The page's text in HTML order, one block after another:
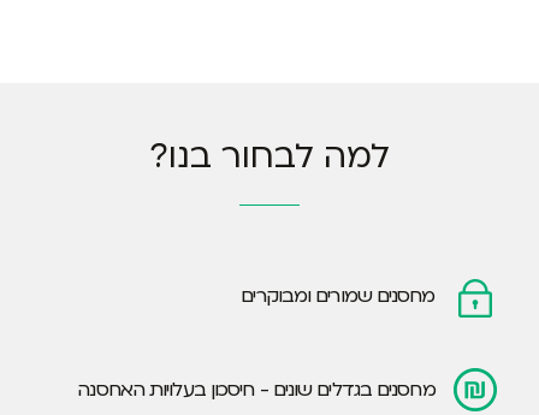
למה לבחור בנו?
מחסנים שמורים ומבוקרים
מחסנים בגדלים שונים - חיסכון בעלויות האחסנה